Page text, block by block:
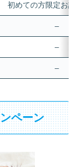
初めての方限定お試
–
–
–
ペーン